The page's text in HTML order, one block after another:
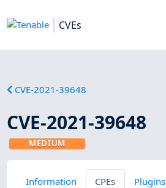
CVEs
CVE-2021-39648
CVE-2021-39648
MEDIUM
Information CPEs Plugins